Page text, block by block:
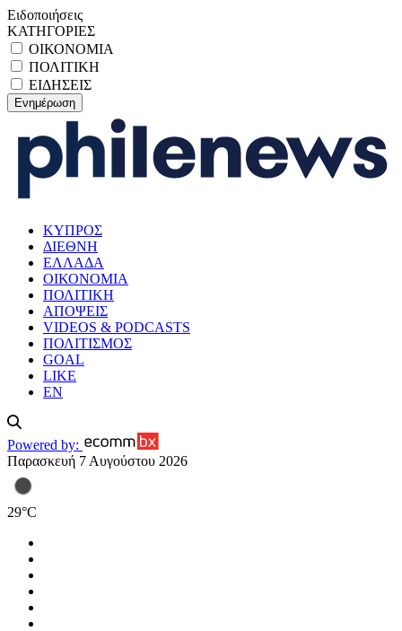
Ειδοποιήσεις
ΚΑΤΗΓΟΡΙΕΣ
ΟΙΚΟΝΟΜΙΑ
ΠΟΛΙΤΙΚΗ
ΕΙΔΗΣΕΙΣ
ΚΥΠΡΟΣ
ΔΙΕΘΝΗ
ΕΛΛΑΔΑ
ΟΙΚΟΝΟΜΙΑ
ΠΟΛΙΤΙΚΗ
ΑΠΟΨΕΙΣ
VIDEOS & PODCASTS
ΠΟΛΙΤΙΣΜΟΣ
GOAL
LIKE
EN
Powered by:
Παρασκευή 7 Αυγούστου 2026
29°C